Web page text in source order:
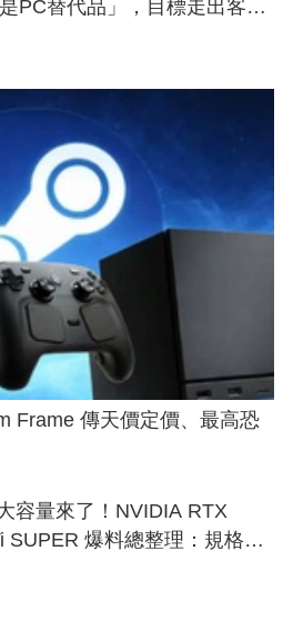
是PC替代品」，目標走出客
電競桌面
Frame 傳天價定價、最高恐
容量來了！NVIDIA RTX
SUPER 爆料總整理：規格、